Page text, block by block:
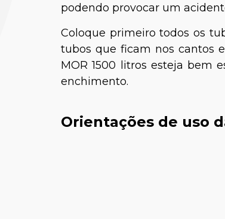
podendo provocar um
Coloque primeiro todos os
tubos que ficam nos cantos
MOR 1500 litros esteja bem
enchimento.
Orientações de uso
Ortopedia de Pequenos